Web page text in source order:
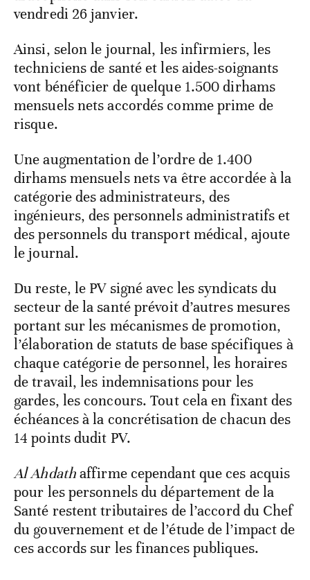
vendredi 26 janvier.
Ainsi, selon le journal, les infirmiers, les
techniciens de santé et les aides-soignants
vont bénéficier de quelque 1.500 dirhams
mensuels nets accordés comme prime de
risque.
Une augmentation de l’ordre de 1.400
dirhams mensuels nets va être accordée à la
catégorie des administrateurs, des
ingénieurs, des personnels administratifs et
des personnels du transport médical, ajoute
le journal.
Du reste, le PV signé avec les syndicats du
secteur de la santé prévoit d’autres mesures
portant sur les mécanismes de promotion,
l’élaboration de statuts de base spécifiques à
chaque catégorie de personnel, les horaires
de travail, les indemnisations pour les
gardes, les concours. Tout cela en fixant des
échéances à la concrétisation de chacun des
14 points dudit PV.
Al Ahdathaffirme cependant que ces acquis
pour les personnels du département de la
Santé restent tributaires de l’accord du Chef
du gouvernement et de l’étude de l’impact de
ces accords sur les finances publiques.